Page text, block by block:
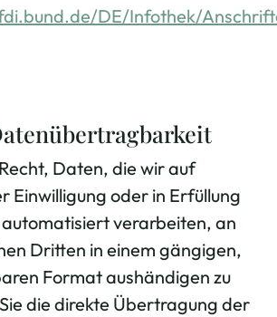
DE/Infothek/
Daten, die wir auf
Einwilligung oder in Erfüllung
verarbeiten, an
Dritten in einem gängigen,
Format aushändigen zu
die direkte Übertragung der